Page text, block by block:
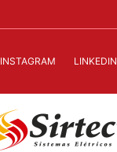
INSTAGRAM LINKEDIN